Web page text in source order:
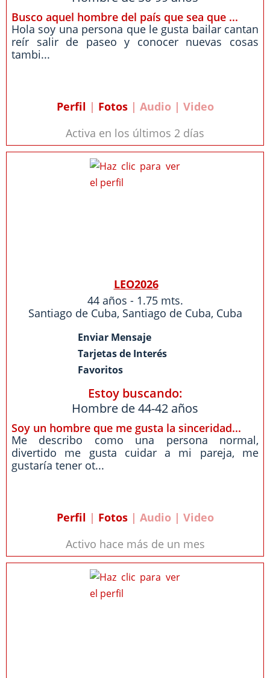
Busco aquel hombre del país que sea que ...
Hola soy una persona que le gusta bailar cantan
reír salir de paseo y conocer nuevas cosas
tambi...
Perfil | Fotos| Audio | Video
Activa en los últimos 2 días
LEO2026
44 años - 1.75 mts.
Santiago de Cuba, Santiago de Cuba, Cuba
Enviar Mensaje
Tarjetas de Interés
Favoritos
Estoy buscando:
Hombre de 44-42 años
Soy un hombre que me gusta la sinceridad...
Me describo como una persona normal,
divertido me gusta cuidar a mi pareja, me
gustaría tener ot...
Perfil | Fotos| Audio | Video
Activo hace más de un mes